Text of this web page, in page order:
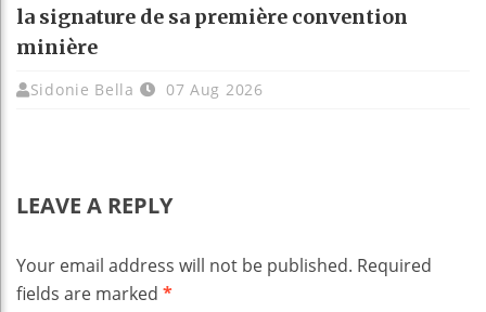
la signature de sa première convention
minière
Sidonie Bella 07 Aug 2026
LEAVE A REPLY
Your email address will not be published. Required
fields are marked *